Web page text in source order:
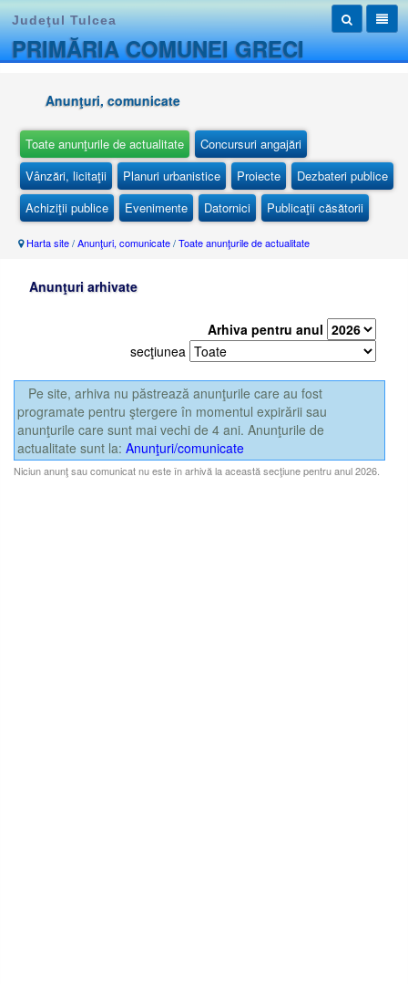
Judeţul Tulcea
PRIMĂRIA COMUNEI GRECI
Anunţuri, comunicate
Toate anunţurile de actualitate
Concursuri angajări
Vânzări, licitaţii
Planuri urbanistice Proiecte
Dezbateri publice
Achiziţii publice
Evenimente Datornici Publicaţii căsătorii
Harta site/Anunţuri, comunicate/Toate anunţurile de actualitate
Anunţuri arhivate
Arhiva pentru anul
secţiunea
Pe site, arhiva nu păstrează anunţurile care au fost
programate pentru ştergere în momentul expirării sau
anunţurile care sunt mai vechi de 4 ani. Anunţurile de
actualitate sunt la: Anunţuri/comunicate
Niciun anunţ sau comunicat nu este în arhivă la această secţiune pentru anul 2026.